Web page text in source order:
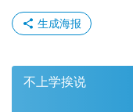
生成海报
不上学挨说